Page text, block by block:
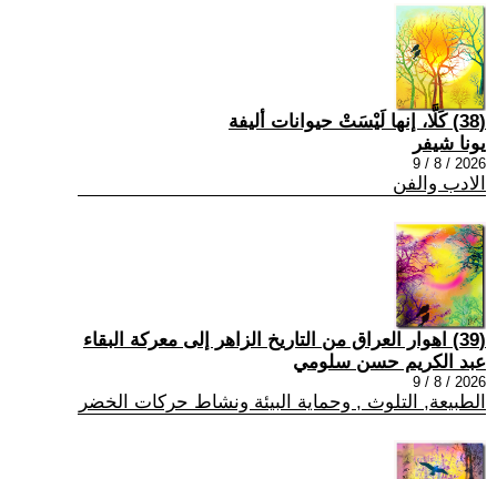
(38) كَلَّا، إنها لَيْسَتْ حيوانات أليفة
يونا شيفر
2026 / 8 / 9
الادب والفن
(39) اهوار العراق من التاريخ الزاهر إلى معركة البقاء
عبد الكريم حسن سلومي
2026 / 8 / 9
الطبيعة, التلوث , وحماية البيئة ونشاط حركات الخضر